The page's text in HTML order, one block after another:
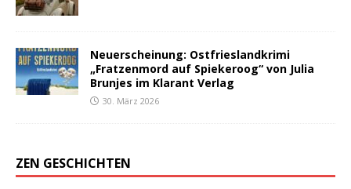
Neuerscheinung: Ostfrieslandkrimi
„Fratzenmord auf Spiekeroog“ von Julia
Brunjes im Klarant Verlag
30. März 2026
ZEN GESCHICHTEN